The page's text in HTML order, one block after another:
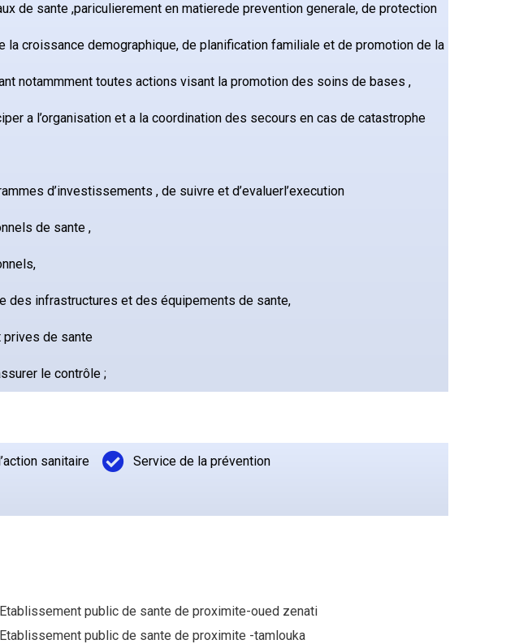
de sante ,pariculierement en matierede prevention generale, de protection
croissance demographique, de planification familiale et de promotion de la
notammment toutes actions visant la promotion des soins de bases ,
a l’organisation et a la coordination des secours en cas de catastrophe
d’investissements , de suivre et d’evaluerl’execution
de sante ,
des infrastructures et des équipements de sante,
prives de sante
le contrôle ;
sanitaire Service de la prévention
Etablissement public de sante de proximite-oued zenati
Etablissement public de sante de proximite -tamlouka